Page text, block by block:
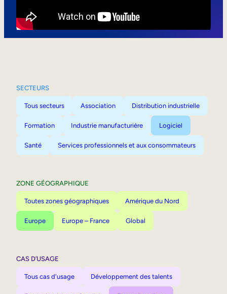
SECTEURS
Tous secteurs Association Distribution industrielle
Formation Industrie manufacturière Logiciel
Santé Services professionnels et aux consommateurs
ZONE GÉOGRAPHIQUE
Toutes zones géographiques Amérique du Nord
Europe Europe – France Global
CAS D’USAGE
Tous cas d'usage Développement des talents